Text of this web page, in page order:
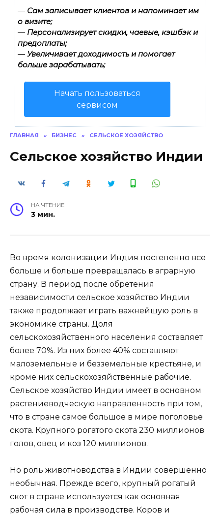
— Сам записывает клиентов и напоминает им
о визите;
— Персонализирует скидки, чаевые, кэшбэк и
предоплаты;
— Увеличивает доходимость и помогает
больше зарабатывать;
Начать пользоваться
сервисом
ГЛАВНАЯ » БИЗНЕС » СЕЛЬСКОЕ ХОЗЯЙСТВО
Сельское хозяйство Индии
НА ЧТЕНИЕ
3 мин.
Во время колонизации Индия постепенно все
больше и больше превращалась в аграрную
страну. В период после обретения
независимости сельское хозяйство Индии
также продолжает играть важнейшую роль в
экономике страны. Доля
сельскохозяйственного населения составляет
более 70%. Из них более 40% составляют
малоземельные и безземельные крестьяне, и
кроме них сельскохозяйственные рабочие.
Сельское хозяйство Индии имеет в основном
растениеводческую направленность при том,
что в стране самое большое в мире поголовье
скота. Крупного рогатого скота 230 миллионов
голов, овец и коз 120 миллионов.
Но роль животноводства в Индии совершенно
необычная. Прежде всего, крупный рогатый
скот в стране используется как основная
рабочая сила в производстве. Коров и